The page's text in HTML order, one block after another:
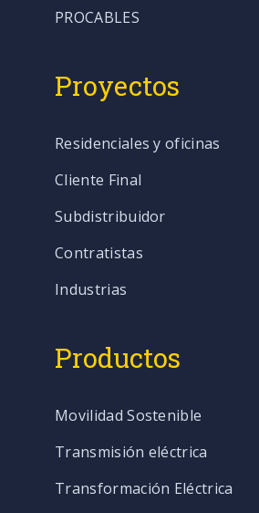
PROCABLES
Proyectos
Residenciales y oficinas
Cliente Final
Subdistribuidor
Contratistas
Industrias
Productos
Movilidad Sostenible
Transmisión eléctrica
Transformación Eléctrica